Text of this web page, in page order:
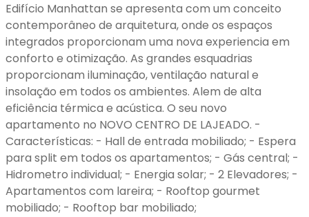
Edifício Manhattan se apresenta com um conceito
contemporâneo de arquitetura, onde os espaços
integrados proporcionam uma nova experiencia em
conforto e otimização. As grandes esquadrias
proporcionam iluminação, ventilação natural e
insolação em todos os ambientes. Alem de alta
eficiência térmica e acústica. O seu novo
apartamento no NOVO CENTRO DE LAJEADO. -
Características: - Hall de entrada mobiliado; - Espera
para split em todos os apartamentos; - Gás central; -
Hidrometro individual; - Energia solar; - 2 Elevadores; -
Apartamentos com lareira; - Rooftop gourmet
mobiliado; - Rooftop bar mobiliado;